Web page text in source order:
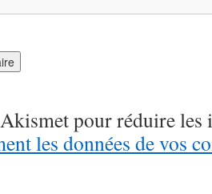
pour réduire les
les données de vos